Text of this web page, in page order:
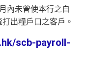
內未曾使本行之自
出糧戶口之客戶。
scb-payroll-